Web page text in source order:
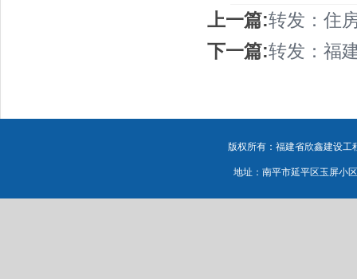
上一篇:转发：住
下一篇:转发：福
版权所有：福建省欣鑫建设
地址：南平市延平区玉屏